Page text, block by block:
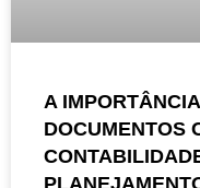
A
DOCUMENTOS